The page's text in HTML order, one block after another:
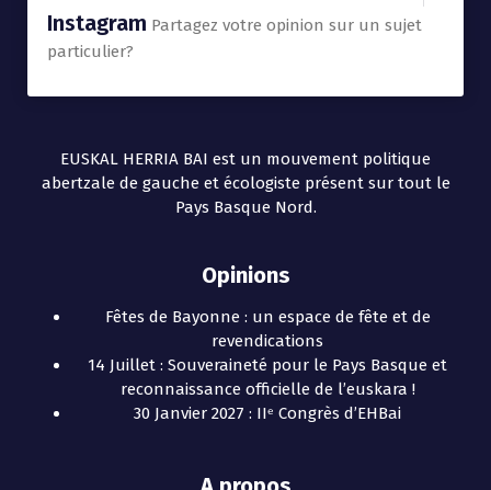
Instagram Partagez votre opinion sur un sujet
particulier?
EUSKAL HERRIA BAI est un mouvement politique
abertzale de gauche et écologiste présent sur tout le
Pays Basque Nord.
Opinions
Fêtes de Bayonne : un espace de fête et de
revendications
14 Juillet : Souveraineté pour le Pays Basque et
reconnaissance officielle de l’euskara !
30 Janvier 2027 : IIᵉ Congrès d’EHBai